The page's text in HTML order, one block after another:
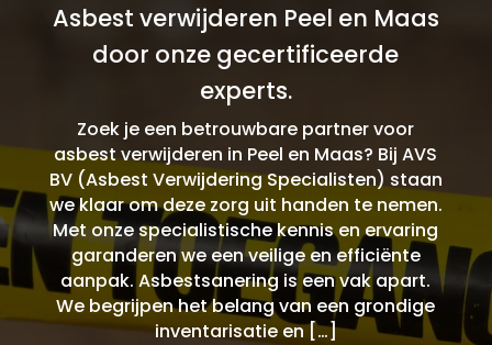
Asbest verwijderen Peel en Maas
door onze gecertificeerde
experts.
Zoek je een betrouwbare partner voor
asbest verwijderen in Peel en Maas? Bij AVS
BV (Asbest Verwijdering Specialisten) staan
we klaar om deze zorg uit handen te nemen.
Met onze specialistische kennis en ervaring
garanderen we een veilige en efficiënte
aanpak. Asbestsanering is een vak apart.
We begrijpen het belang van een grondige
inventarisatie en […]